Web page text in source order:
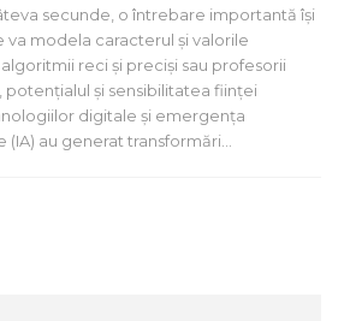
secunde, o întrebare importantă își
va modela caracterul și valorile
reci și preciși sau profesorii
și sensibilitatea ființei
digitale și emergența
au generat transformări…